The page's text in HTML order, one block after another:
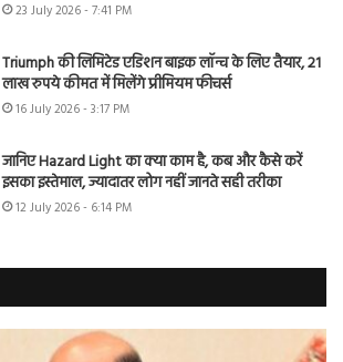
23 July 2026 - 7:41 PM
Triumph की लिमिटेड एडिशन बाइक लॉन्च के लिए तैयार, 21
लाख रुपये कीमत में मिलेंगे प्रीमियम फीचर्स
16 July 2026 - 3:17 PM
जानिए Hazard Light का क्या काम है, कब और कैसे करें
इसका इस्तेमाल, ज्यादातर लोग नहीं जानते सही तरीका
12 July 2026 - 6:14 PM